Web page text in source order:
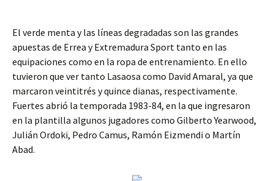
El verde menta y las líneas degradadas son las grandes
apuestas de Errea y Extremadura Sport tanto en las
equipaciones como en la ropa de entrenamiento. En ello
tuvieron que ver tanto Lasaosa como David Amaral, ya que
marcaron veintitrés y quince dianas, respectivamente.
Fuertes abrió la temporada 1983-84, en la que ingresaron
en la plantilla algunos jugadores como Gilberto Yearwood,
Julián Ordoki, Pedro Camus, Ramón Eizmendi o Martín
Abad.